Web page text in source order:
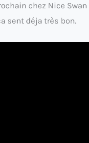
chez Nice Swan
sent déja très bon.